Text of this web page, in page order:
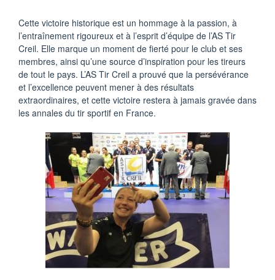
Cette victoire historique est un hommage à la passion, à
l’entraînement rigoureux et à l’esprit d’équipe de l’AS Tir
Creil. Elle marque un moment de fierté pour le club et ses
membres, ainsi qu’une source d’inspiration pour les tireurs
de tout le pays. L’AS Tir Creil a prouvé que la persévérance
et l’excellence peuvent mener à des résultats
extraordinaires, et cette victoire restera à jamais gravée dans
les annales du tir sportif en France.